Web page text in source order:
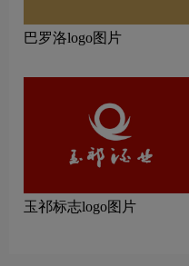
巴罗洛logo图片
玉祁标志logo图片